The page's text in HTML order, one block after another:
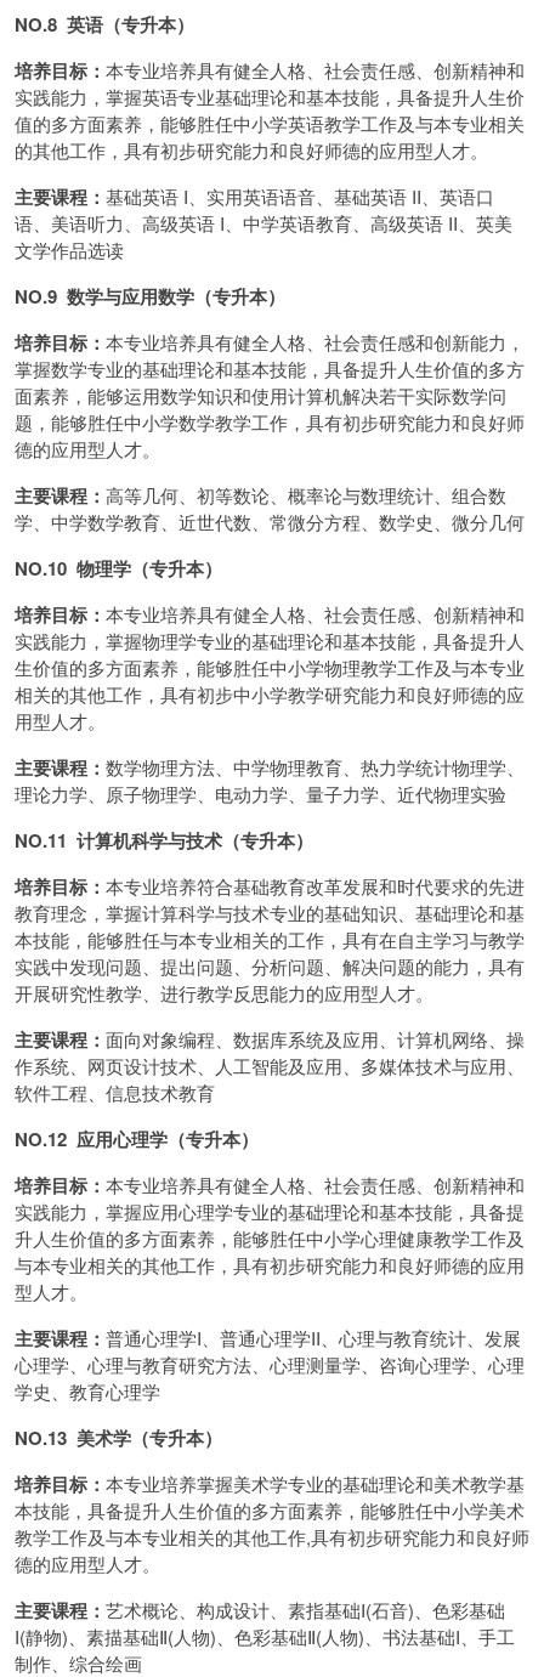
NO.8 英语 （专升本）
培养目标： 本专业培养具有健全人格、社会责任感、创新精神和
实践能力，掌握英语专业基础理论和基本技能，具备提升人生价
值的多方面素养，能够胜任中小学英语教学工作及与本专业相关
的其他工作，具有初步研究能力和良好师德的应用型人才。
主要课程： 基础英语 I、实用英语语音、基础英语 II、英语口
语、美语听力、高级英语 I、中学英语教育、高级英语 II、英美
文学作品选读
NO.9 数学与应用数学（专升本）
培养目标： 本专业培养具有健全人格、社会责任感和创新能力，
掌握数学专业的基础理论和基本技能，具备提升人生价值的多方
面素养，能够运用数学知识和使用计算机解决若干实际数学问
题，能够胜任中小学数学教学工作，具有初步研究能力和良好师
德的应用型人才。
主要课程： 高等几何、初等数论、概率论与数理统计、组合数
学、中学数学教育、近世代数、常微分方程、数学史、微分几何
NO.10 物理学（专升本）
培养目标： 本专业培养具有健全人格、社会责任感、创新精神和
实践能力，掌握物理学专业的基础理论和基本技能，具备提升人
生价值的多方面素养，能够胜任中小学物理教学工作及与本专业
相关的其他工作，具有初步中小学教学研究能力和良好师德的应
用型人才。
主要课程： 数学物理方法、中学物理教育、热力学统计物理学、
理论力学、原子物理学、电动力学、量子力学、近代物理实验
NO.11 计算机科学与技术（专升本）
培养目标： 本专业培养符合基础教育改革发展和时代要求的先进
教育理念，掌握计算科学与技术专业的基础知识、基础理论和基
本技能，能够胜任与本专业相关的工作，具有在自主学习与教学
实践中发现问题、提出问题、分析问题、解决问题的能力，具有
开展研究性教学、进行教学反思能力的应用型人才。
主要课程： 面向对象编程、数据库系统及应用、计算机网络、操
作系统、网页设计技术、人工智能及应用、多媒体技术与应用、
软件工程、信息技术教育
NO.12 应用心理学（专升本）
培养目标： 本专业培养具有健全人格、社会责任感、创新精神和
实践能力，掌握应用心理学专业的基础理论和基本技能，具备提
升人生价值的多方面素养，能够胜任中小学心理健康教学工作及
与本专业相关的其他工作，具有初步研究能力和良好师德的应用
型人才。
主要课程： 普通心理学I、普通心理学II、心理与教育统计、发展
心理学、心理与教育研究方法、心理测量学、咨询心理学、心理
学史、教育心理学
NO.13 美术学（专升本）
培养目标： 本专业培养掌握美术学专业的基础理论和美术教学基
本技能，具备提升人生价值的多方面素养，能够胜任中小学美术
教学工作及与本专业相关的其他工作,具有初步研究能力和良好师
德的应用型人才。
主要课程： 艺术概论、构成设计、素指基础I(石音)、色彩基础
I(静物)、素描基础Ⅱ(人物)、色彩基础Ⅱ(人物)、书法基础I、手工
制作、综合绘画